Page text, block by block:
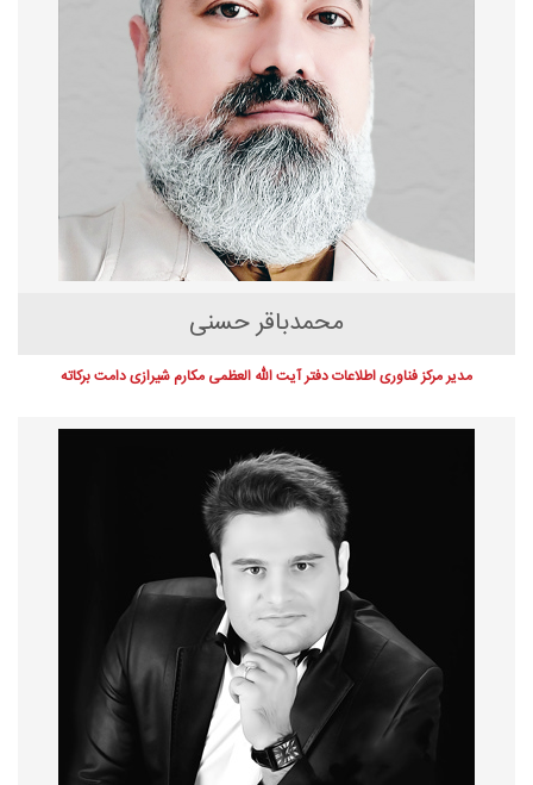
محمدباقر حسنی
مدیر مرکز فناوری اطلاعات دفتر آیت الله العظمی مکارم شیرازی دامت برکاته